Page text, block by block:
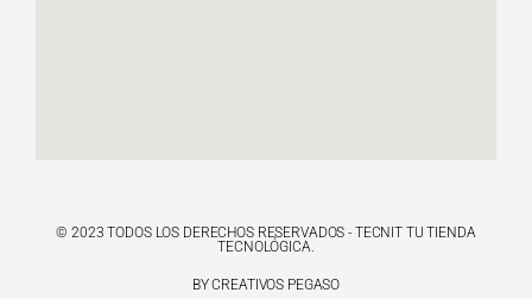
© 2023 TODOS LOS DERECHOS RESERVADOS - TECNIT TU TIENDA
TECNOLÓGICA.
BY CREATIVOS PEGASO